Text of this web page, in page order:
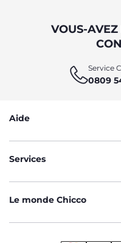
VOUS-
Service
0809
Aide
Services
Le monde Chicco